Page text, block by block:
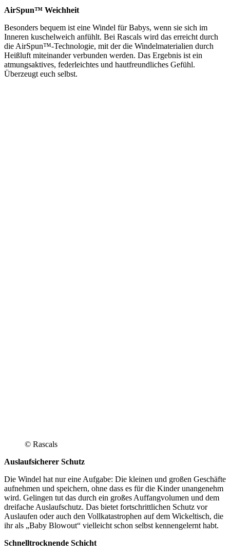
AirSpun™ Weichheit
Besonders bequem ist eine Windel für Babys, wenn sie sich im
Inneren kuschelweich anfühlt. Bei Rascals wird das erreicht durch
die AirSpun™-Technologie, mit der die Windelmaterialien durch
Heißluft miteinander verbunden werden. Das Ergebnis ist ein
atmungsaktives, federleichtes und hautfreundliches Gefühl.
Überzeugt euch selbst.
© Rascals
Auslaufsicherer Schutz
Die Windel hat nur eine Aufgabe: Die kleinen und großen Geschäfte
aufnehmen und speichern, ohne dass es für die Kinder unangenehm
wird. Gelingen tut das durch ein großes Auffangvolumen und dem
dreifache Auslaufschutz. Das bietet fortschrittlichen Schutz vor
Auslaufen oder auch den Vollkatastrophen auf dem Wickeltisch, die
ihr als „Baby Blowout“ vielleicht schon selbst kennengelernt habt.
Schnelltrocknende Schicht